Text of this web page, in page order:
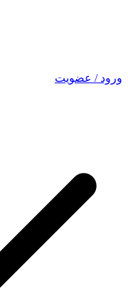
ورود / عضویت